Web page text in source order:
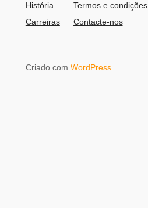
História
Carreiras
Termos e condições
Contacte-nos
Criado com WordPress